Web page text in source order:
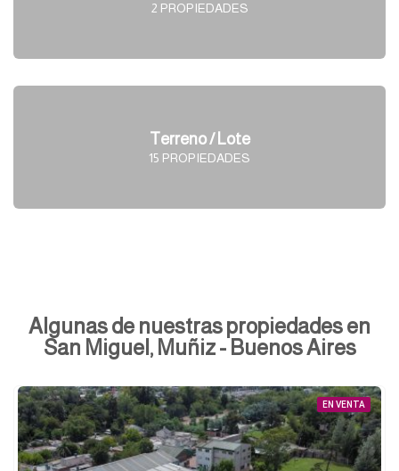
2 PROPIEDADES
Terreno / Lote
15 PROPIEDADES
Algunas de nuestras propiedades en
San Miguel, Muñiz - Buenos Aires
EN VENTA